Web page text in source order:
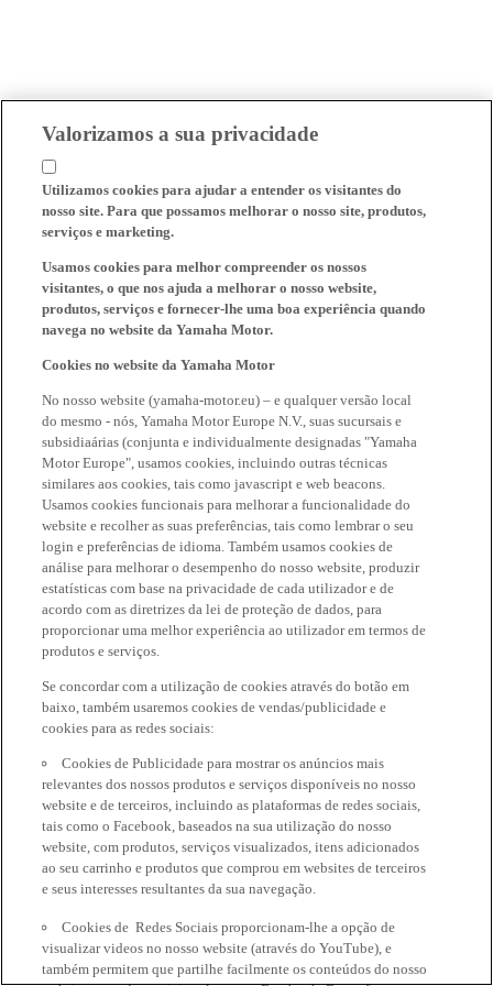
Valorizamos a sua privacidade
Utilizamos cookies para ajudar a entender os visitantes do
nosso site. Para que possamos melhorar o nosso site, produtos,
serviços e marketing.
Usamos cookies para melhor compreender os nossos
visitantes, o que nos ajuda a melhorar o nosso website,
produtos, serviços e fornecer-lhe uma boa experiência quando
navega no website da Yamaha Motor.
Cookies no website da Yamaha Motor
No nosso website (yamaha-motor.eu) – e qualquer versão local
do mesmo - nós, Yamaha Motor Europe N.V., suas sucursais e
subsidiaárias (conjunta e individualmente designadas "Yamaha
Motor Europe", usamos cookies, incluindo outras técnicas
similares aos cookies, tais como javascript e web beacons.
Usamos cookies funcionais para melhorar a funcionalidade do
website e recolher as suas preferências, tais como lembrar o seu
login e preferências de idioma. Também usamos cookies de
análise para melhorar o desempenho do nosso website, produzir
estatísticas com base na privacidade de cada utilizador e de
acordo com as diretrizes da lei de proteção de dados, para
proporcionar uma melhor experiência ao utilizador em termos de
produtos e serviços.
Se concordar com a utilização de cookies através do botão em
baixo, também usaremos cookies de vendas/publicidade e
cookies para as redes sociais:
Cookies de Publicidade para mostrar os anúncios mais
relevantes dos nossos produtos e serviços disponíveis no nosso
website e de terceiros, incluindo as plataformas de redes sociais,
tais como o Facebook, baseados na sua utilização do nosso
website, com produtos, serviços visualizados, itens adicionados
ao seu carrinho e produtos que comprou em websites de terceiros
e seus interesses resultantes da sua navegação.
Cookies de Redes Sociais proporcionam-lhe a opção de
visualizar videos no nosso website (através do YouTube), e
também permitem que partilhe facilmente os conteúdos do nosso